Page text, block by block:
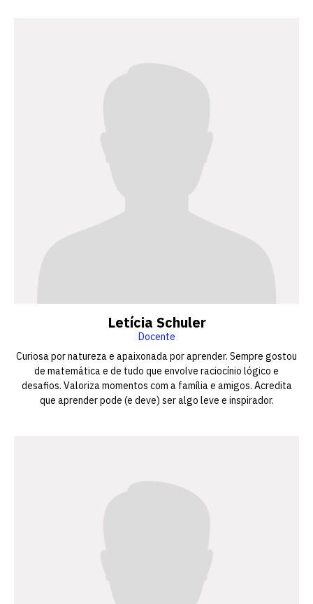
Letícia Schuler
Docente
Curiosa por natureza e apaixonada por aprender. Sempre gostou
de matemática e de tudo que envolve raciocínio lógico e
desafios. Valoriza momentos com a família e amigos. Acredita
que aprender pode (e deve) ser algo leve e inspirador.